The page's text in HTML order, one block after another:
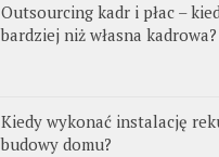
Outsourcing kadr i płac –
bardziej niż własna kadrowa?
Kiedy wykonać instalację
budowy domu?